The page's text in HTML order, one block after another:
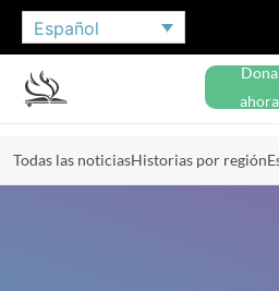
Español
Dona
ahora
Todas las noticiasHistorias por región